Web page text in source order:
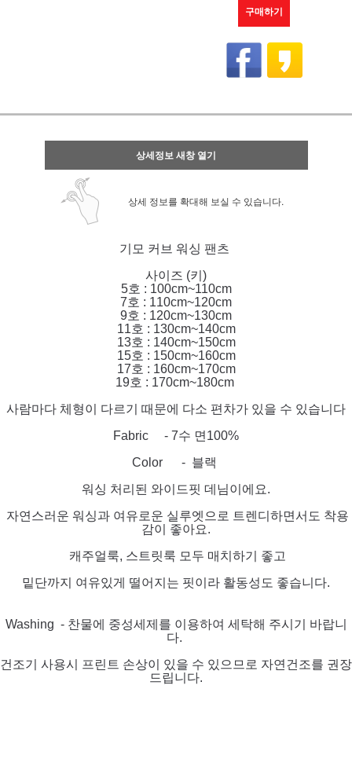
구매하기
상세정보 새창 열기
상세 정보를 확대해 보실 수 있습니다.
기모 커브 워싱 팬츠
사이즈 (키)
5호 : 100cm~110cm
7호 : 110cm~120cm
9호 : 120cm~130cm
11호 : 130cm~140cm
13호 : 140cm~150cm
15호 : 150cm~160cm
17호 : 160cm~170cm
19호 : 170cm~180cm
사람마다 체형이 다르기 때문에 다소 편차가 있을 수 있습니다
Fabric - 7수 면100%
Color - 블랙
워싱 처리된 와이드핏 데님이에요.
자연스러운 워싱과 여유로운 실루엣으로 트렌디하면서도 착용
감이 좋아요.
캐주얼룩, 스트릿룩 모두 매치하기 좋고
밑단까지 여유있게 떨어지는 핏이라 활동성도 좋습니다.
Washing - 찬물에 중성세제를 이용하여 세탁해 주시기 바랍니
다.
건조기 사용시 프린트 손상이 있을 수 있으므로 자연건조를 권장
드립니다.